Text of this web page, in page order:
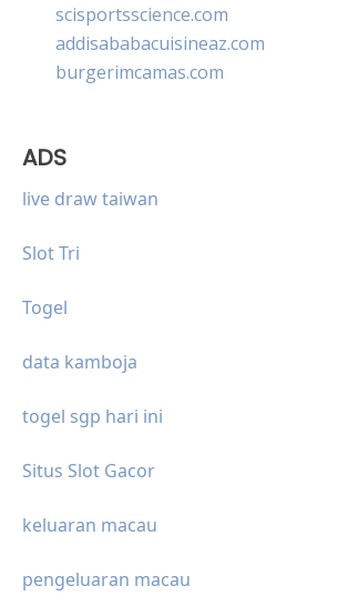
scisportsscience.com
addisababacuisineaz.com
burgerimcamas.com
ADS
live draw taiwan
Slot Tri
Togel
data kamboja
togel sgp hari ini
Situs Slot Gacor
keluaran macau
pengeluaran macau